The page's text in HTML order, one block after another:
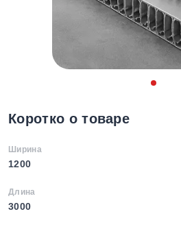
Коротко о товаре
Ширина
1200
Длина
3000